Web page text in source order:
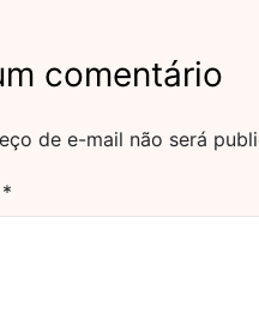
comentário
de e-mail não será
*